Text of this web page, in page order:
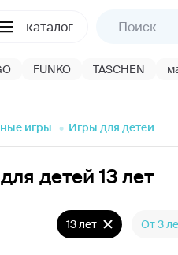
каталог
FUNKO TASCHEN
игры Игры для детей
детей 13 лет
13 лет От 3